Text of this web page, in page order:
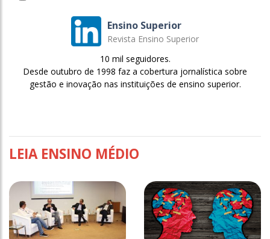
Ensino Superior
Revista Ensino Superior
10 mil seguidores.
Desde outubro de 1998 faz a cobertura jornalística sobre
gestão e inovação nas instituições de ensino superior.
LEIA ENSINO MÉDIO